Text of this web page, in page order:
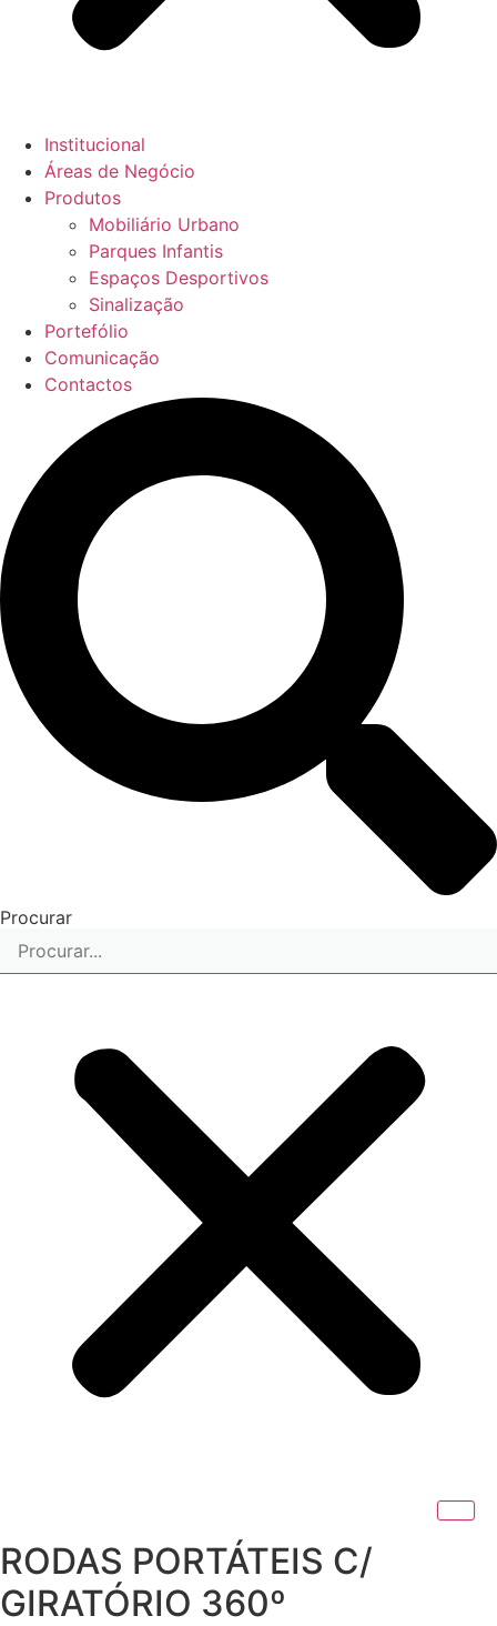
Institucional
Áreas de Negócio
Produtos
Mobiliário Urbano
Parques Infantis
Espaços Desportivos
Sinalização
Portefólio
Comunicação
Contactos
Procurar
RODAS PORTÁTEIS C/
GIRATÓRIO 360º